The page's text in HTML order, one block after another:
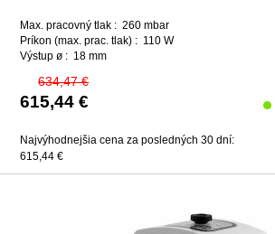
Max. pracovný tlak : 260 mbar
Príkon (max. prac. tlak) : 110 W
Výstup ø : 18 mm
634,47 €
615,44 €
Najvýhodnejšia cena za posledných 30 dní:
615,44 €